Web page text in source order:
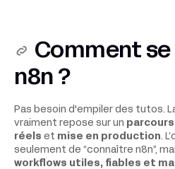
Comment
n8n ?
Pas besoin d'empiler des tutos.
vraiment repose sur un
réels et mise en production.
seulement de “connaître n8n”,
workflows utiles, fiables et